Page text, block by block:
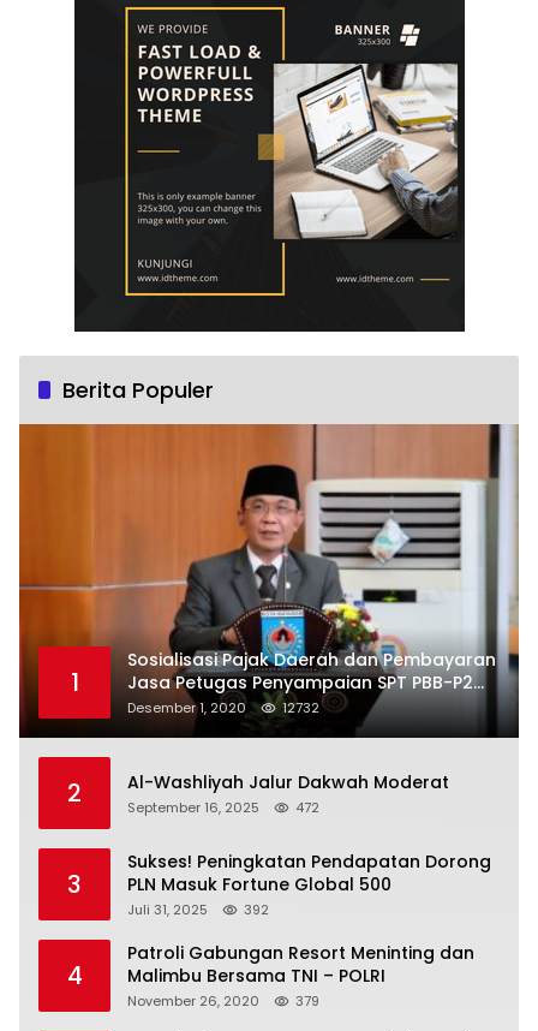
Berita Populer
1
Sosialisasi Pajak Daerah dan Pembayaran
Jasa Petugas Penyampaian SPT PBB-P2
Kota Mataram
Desember 1, 2020 12732
2 Al-Washliyah Jalur Dakwah Moderat
September 16, 2025 472
3
Sukses! Peningkatan Pendapatan Dorong
PLN Masuk Fortune Global 500
Juli 31, 2025 392
4
Patroli Gabungan Resort Meninting dan
Malimbu Bersama TNI – POLRI
November 26, 2020 379